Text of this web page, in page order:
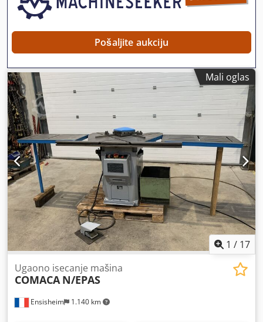
Pošaljite aukciju
Mali oglas
1 / 17
Ensisheim 1.140 km
Ugaono isecanje mašina
COMACA N/EPAS